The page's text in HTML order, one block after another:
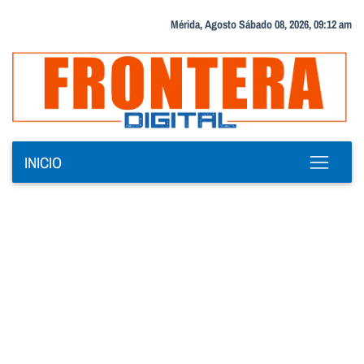
Mérida, Agosto Sábado 08, 2026, 09:12 am
INICIO